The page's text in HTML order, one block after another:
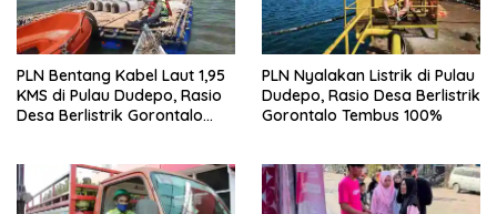
PLN Bentang Kabel Laut 1,95
KMS di Pulau Dudepo, Rasio
Desa Berlistrik Gorontalo
PLN Nyalakan Listrik di Pulau
Dudepo, Rasio Desa Berlistrik
Gorontalo Tembus 100%